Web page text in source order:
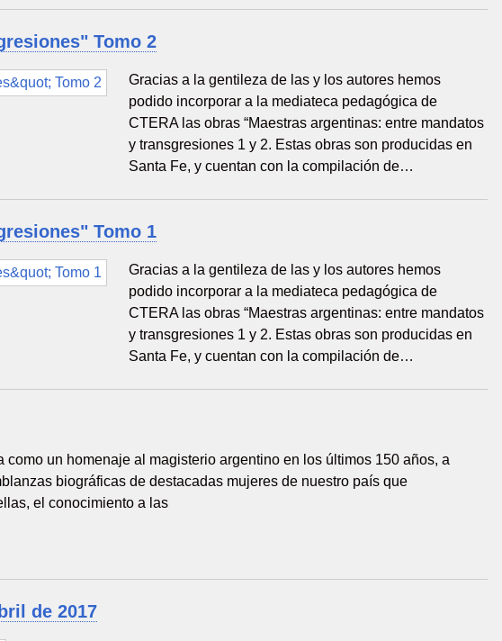
Tomo 2
Gracias a la gentileza de las y los autores hemos
podido incorporar a la mediateca pedagógica de
CTERA las obras “Maestras argentinas: entre mandatos
y transgresiones 1 y 2. Estas obras son producidas en
Santa Fe, y cuentan con la compilación de…
Tomo 1
Gracias a la gentileza de las y los autores hemos
podido incorporar a la mediateca pedagógica de
CTERA las obras “Maestras argentinas: entre mandatos
y transgresiones 1 y 2. Estas obras son producidas en
Santa Fe, y cuentan con la compilación de…
como un homenaje al magisterio argentino en los últimos 150 años, a
biográficas de destacadas mujeres de nuestro país que
el conocimiento a las
de 2017